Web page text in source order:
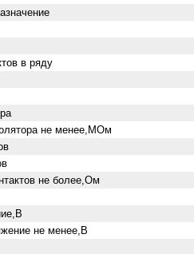
в ряду
не менее,МОм
не более,Ом
не менее,В